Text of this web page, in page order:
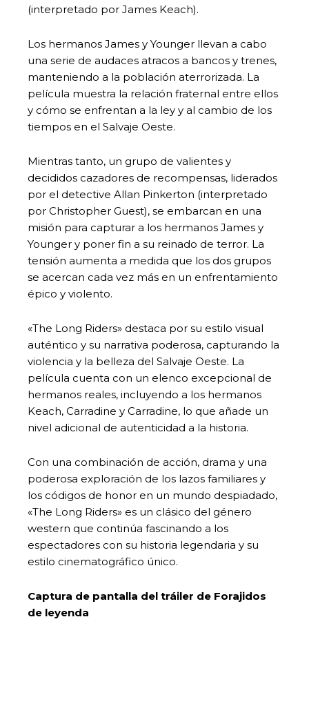
(interpretado por James Keach).
Los hermanos James y Younger llevan a cabo
una serie de audaces atracos a bancos y trenes,
manteniendo a la población aterrorizada. La
película muestra la relación fraternal entre ellos
y cómo se enfrentan a la ley y al cambio de los
tiempos en el Salvaje Oeste.
Mientras tanto, un grupo de valientes y
decididos cazadores de recompensas, liderados
por el detective Allan Pinkerton (interpretado
por Christopher Guest), se embarcan en una
misión para capturar a los hermanos James y
Younger y poner fin a su reinado de terror. La
tensión aumenta a medida que los dos grupos
se acercan cada vez más en un enfrentamiento
épico y violento.
«The Long Riders» destaca por su estilo visual
auténtico y su narrativa poderosa, capturando la
violencia y la belleza del Salvaje Oeste. La
película cuenta con un elenco excepcional de
hermanos reales, incluyendo a los hermanos
Keach, Carradine y Carradine, lo que añade un
nivel adicional de autenticidad a la historia.
Con una combinación de acción, drama y una
poderosa exploración de los lazos familiares y
los códigos de honor en un mundo despiadado,
«The Long Riders» es un clásico del género
western que continúa fascinando a los
espectadores con su historia legendaria y su
estilo cinematográfico único.
Captura de pantalla del tráiler de Forajidos
de leyenda